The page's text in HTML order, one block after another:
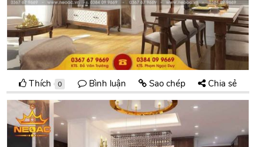
Thích 0 Bình luận Sao chép Chia sẻ